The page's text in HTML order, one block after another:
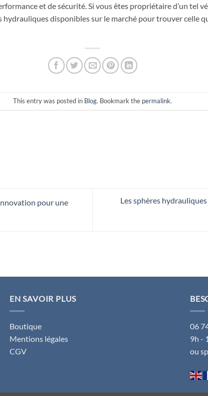
et de sécurité. Si vous êtes propriétaire d’un tel
hydrauliques disponibles sur le marché pour trouver celle
This entry was posted in Blog. Bookmark the permalink.
pour une
Les sphères
EN SAVOIR PLUS
Boutique
Mentions légales
CGV
06
9h -
ou